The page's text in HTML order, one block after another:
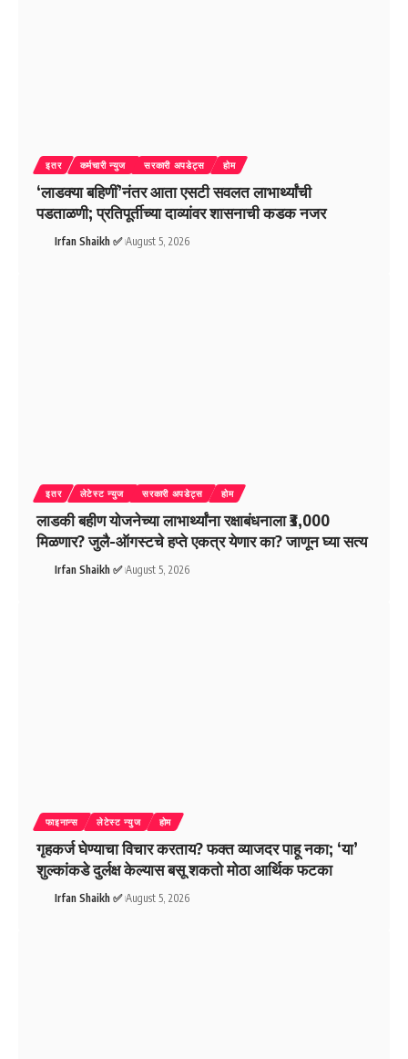
इतर कर्मचारी न्युज सरकारी अपडेट्स होम
‘लाडक्या बहिणीं’नंतर आता एसटी सवलत लाभार्थ्यांची
पडताळणी; प्रतिपूर्तीच्या दाव्यांवर शासनाची कडक नजर
Irfan Shaikh ✅ August 5, 2026
इतर लेटेस्ट न्युज सरकारी अपडेट्स होम
लाडकी बहीण योजनेच्या लाभार्थ्यांना रक्षाबंधनाला ₹3,000
मिळणार? जुलै-ऑगस्टचे हप्ते एकत्र येणार का? जाणून घ्या सत्य
Irfan Shaikh ✅ August 5, 2026
फाइनान्स लेटेस्ट न्युज होम
गृहकर्ज घेण्याचा विचार करताय? फक्त व्याजदर पाहू नका; ‘या’
शुल्कांकडे दुर्लक्ष केल्यास बसू शकतो मोठा आर्थिक फटका
Irfan Shaikh ✅ August 5, 2026